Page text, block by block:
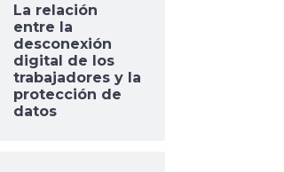
La relación
entre la
desconexión
digital de los
trabajadores y la
protección de
datos